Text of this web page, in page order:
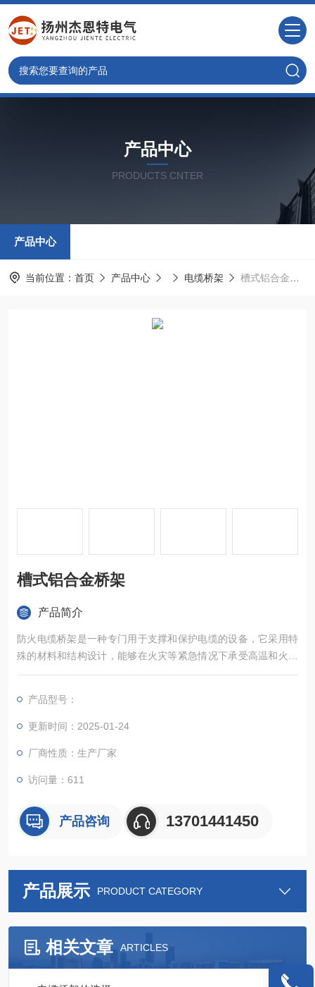
产品中心
PRODUCTS CNTER
产品中心
当前位置： 首页 产品中心 电缆桥架 槽式铝合金桥架
槽式铝合金桥架
产品简介
防火电缆桥架是一种专门用于支撑和保护电缆的设备，它采用特
殊的材料和结构设计，能够在火灾等紧急情况下承受高温和火焰
的侵袭，保持电缆的正常运行，减少火灾对电缆的损害。防火电
着至关重要的作用，是现代建筑中一部分。
产品型号：
更新时间：2025-01-24
厂商性质：生产厂家
访问量：611
产品咨询 13701441450
产品展示 PRODUCT CATEGORY
相关文章 ARTICLES